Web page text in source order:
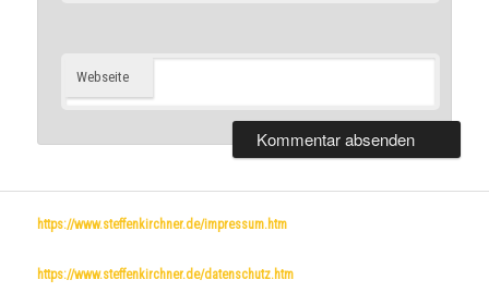
Webseite
https://www.steffenkirchner.de/impressum.htm
https://www.steffenkirchner.de/datenschutz.htm